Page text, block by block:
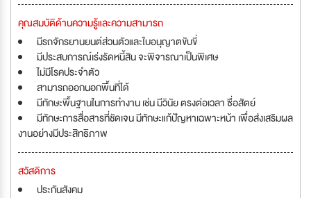
คุณสมบัติด้านความรู้และความสามารถ
มีรถจักรยานยนต์ส่วนตัวและใบอนุญาตขับขี่
มีประสบการณ์เร่งรัดหนี้สิน จะพิจารณาเป็นพิเศษ
ไม่มีโรคประจำตัว
สามารถออกนอกพื้นที่ได้
มีทักษะพื้นฐานในการทำงาน เช่น มีวินัย ตรงต่อเวลา ซื่อสัตย์
มีทักษะการสื่อสารที่ชัดเจน มีทักษะแก้ปัญหาเฉพาะหน้า เพื่อส่งเสริมผล
งานอย่างมีประสิทธิภาพ
สวัสดิการ
ประกันสังคม